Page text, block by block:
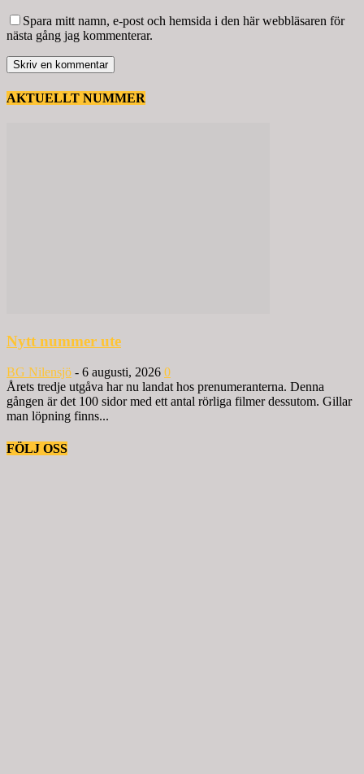
Spara mitt namn, e-post och hemsida i den här webbläsaren för
nästa gång jag kommenterar.
AKTUELLT NUMMER
Nytt nummer ute
BG Nilensjö - 6 augusti, 2026 0
Årets tredje utgåva har nu landat hos prenumeranterna. Denna
gången är det 100 sidor med ett antal rörliga filmer dessutom. Gillar
man löpning finns...
FÖLJ OSS